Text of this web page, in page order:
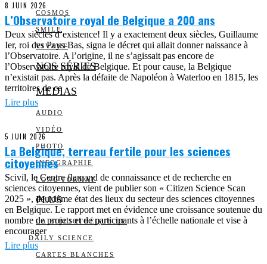
COSMOS
SMILE
VIVANT
NOS SÉRIES
MEDIAS
AUDIO
VIDÉO
PHOTO
INFOGRAPHIE
LONG FORMAT
PLUS
LA BIBLIOTHÈQUE DE
DAILY SCIENCE
CARTES BLANCHES
8 JUIN 2026
L’Observatoire royal de Belgique a 200 ans
Deux siècles d’existence! Il y a exactement deux siècles, Guillaume
Ier, roi des Pays-Bas, signa le décret qui allait donner naissance à
l’Observatoire. A l’origine, il ne s’agissait pas encore de
l’Observatoire royal de Belgique. Et pour cause, la Belgique
n’existait pas. Après la défaite de Napoléon à Waterloo en 1815, les
territoires de ce
Lire plus
5 JUIN 2026
La Belgique, terreau fertile pour les sciences
citoyennes
Scivil, le Centre flamand de connaissance et de recherche en
sciences citoyennes, vient de publier son « Citizen Science Scan
2025 », deuxième état des lieux du secteur des sciences citoyennes
en Belgique. Le rapport met en évidence une croissance soutenue du
nombre de projets et de participants à l’échelle nationale et vise à
encourager
Lire plus